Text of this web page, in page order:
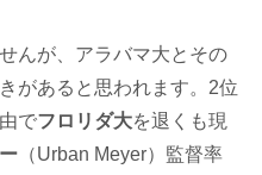
んが、アラバマ大とその
があると思われます。2位
でフロリダ大を退くも現
（Urban Meyer）監督率